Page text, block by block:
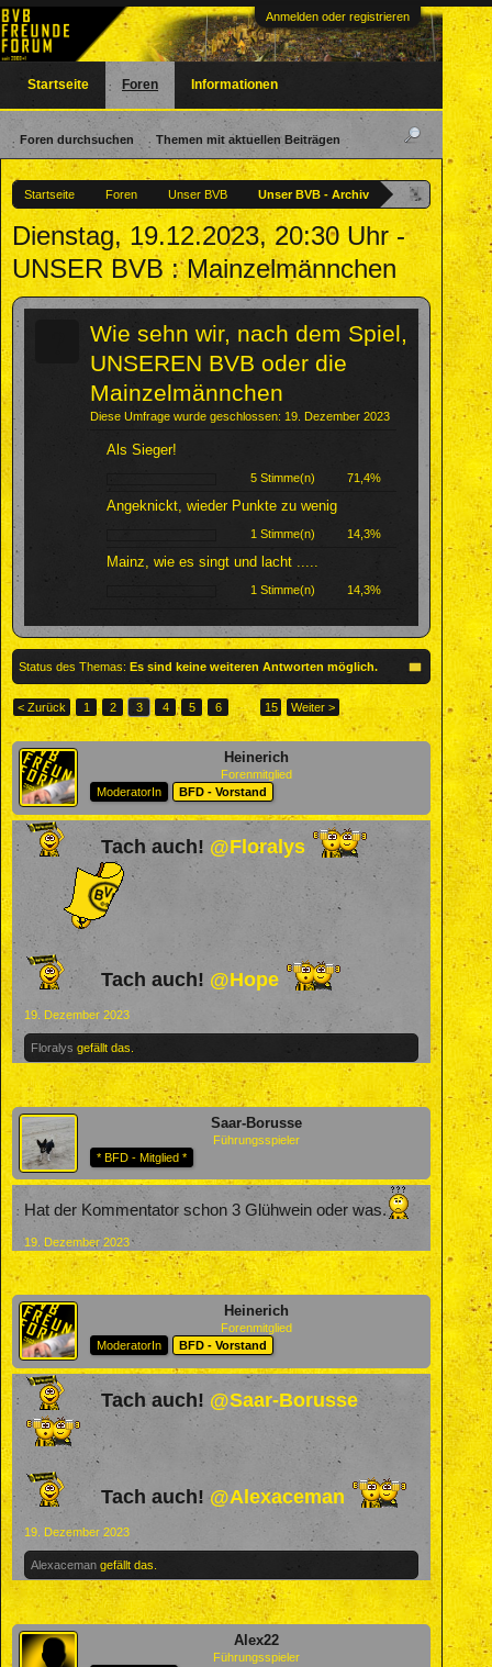
Anmelden oder registrieren
Startseite Foren Unser BVB Unser BVB - Archiv
Dienstag, 19.12.2023, 20:30 Uhr -
UNSER BVB : Mainzelmännchen
Wie sehn wir, nach dem Spiel,
UNSEREN BVB oder die
Mainzelmännchen
Diese Umfrage wurde geschlossen: 19. Dezember 2023
Als Sieger!
5 Stimme(n) 71,4%
Angeknickt, wieder Punkte zu wenig
1 Stimme(n) 14,3%
Mainz, wie es singt und lacht .....
1 Stimme(n) 14,3%
Status des Themas: Es sind keine weiteren Antworten möglich.
< Zurück 1 2 3 4 5 6 → 15 Weiter >
Heinerich
Forenmitglied
ModeratorIn
BFD - Vorstand
Tach auch! @Floralys
Tach auch! @Hope
19. Dezember 2023
Floralys gefällt das.
Saar-Borusse
Führungsspieler
* BFD - Mitglied *
Hat der Kommentator schon 3 Glühwein oder was.
19. Dezember 2023
Heinerich
Forenmitglied
ModeratorIn
BFD - Vorstand
Tach auch! @Saar-Borusse
Tach auch!@Alexaceman
19. Dezember 2023
Alexaceman gefällt das.
Alex22
Führungsspieler
Startseite Foren
Foren durchsuchen Themen mit aktuellen Beiträgen
Informationen